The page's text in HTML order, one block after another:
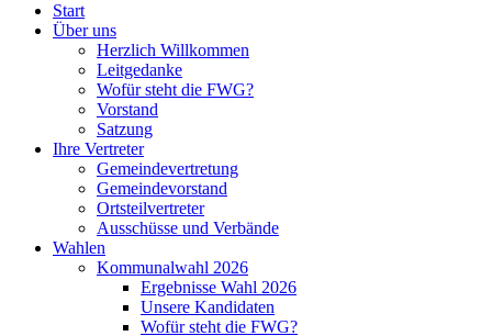
Start
Über uns
Herzlich Willkommen
Leitgedanke
Wofür steht die FWG?
Vorstand
Satzung
Ihre Vertreter
Gemeindevertretung
Gemeindevorstand
Ortsteilvertreter
Ausschüsse und Verbände
Wahlen
Kommunalwahl 2026
Ergebnisse Wahl 2026
Unsere Kandidaten
Wofür steht die FWG?